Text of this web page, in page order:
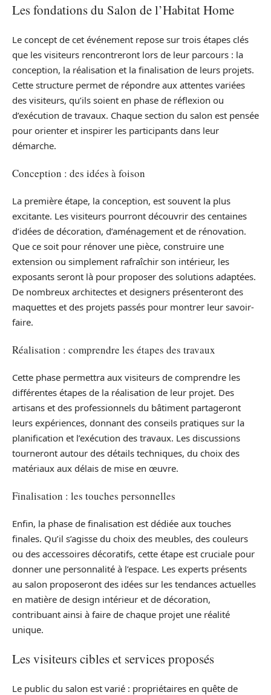
Les fondations du Salon de l’Habitat Home
Le concept de cet événement repose sur trois étapes clés
que les visiteurs rencontreront lors de leur parcours : la
conception, la réalisation et la finalisation de leurs projets.
Cette structure permet de répondre aux attentes variées
des visiteurs, qu’ils soient en phase de réflexion ou
d’exécution de travaux. Chaque section du salon est pensée
pour orienter et inspirer les participants dans leur
démarche.
Conception : des idées à foison
La première étape, la conception, est souvent la plus
excitante. Les visiteurs pourront découvrir des centaines
d’idées de décoration, d’aménagement et de rénovation.
Que ce soit pour rénover une pièce, construire une
extension ou simplement rafraîchir son intérieur, les
exposants seront là pour proposer des solutions adaptées.
De nombreux architectes et designers présenteront des
maquettes et des projets passés pour montrer leur savoir-
faire.
Réalisation : comprendre les étapes des travaux
Cette phase permettra aux visiteurs de comprendre les
différentes étapes de la réalisation de leur projet. Des
artisans et des professionnels du bâtiment partageront
leurs expériences, donnant des conseils pratiques sur la
planification et l’exécution des travaux. Les discussions
tourneront autour des détails techniques, du choix des
matériaux aux délais de mise en œuvre.
Finalisation : les touches personnelles
Enfin, la phase de finalisation est dédiée aux touches
finales. Qu’il s’agisse du choix des meubles, des couleurs
ou des accessoires décoratifs, cette étape est cruciale pour
donner une personnalité à l’espace. Les experts présents
au salon proposeront des idées sur les tendances actuelles
en matière de design intérieur et de décoration,
contribuant ainsi à faire de chaque projet une réalité
unique.
Les visiteurs cibles et services proposés
Le public du salon est varié : propriétaires en quête de